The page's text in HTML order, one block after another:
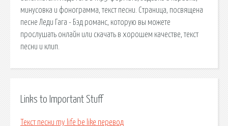
минусовка и фонограмма, текст песни. Страница, посвящена
песне Леди Гага - Бэд романс, которую вы можете
прослушать онлайн или скачать в хорошем качестве, текст
песни и клип.
Links to Important Stuff
Текст песни my life be like перевод